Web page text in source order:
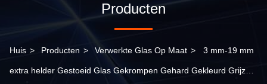
Producten
Huis > Producten > Verwerkte Glas Op Maat > 3 mm-19 mm
extra helder Gestoeid Glas Gekrompen Gehard Gekleurd Grijz